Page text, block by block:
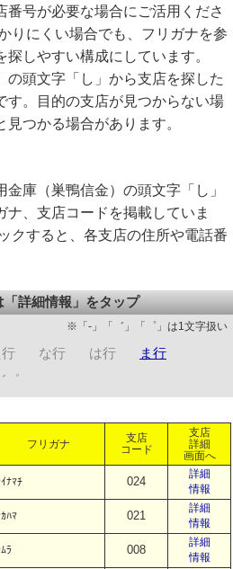
番号が必要な場合にご活用くださ
りにくい場合でも、フリガナを参
しやすい構成にしています。
の頭文字「し」から支店を探した
す。目的の支店が見つからない場
つかる場合があります。
庫（巣鴨信金）の頭文字「し」
ナ、支店コードを掲載していま
クすると、各支店の住所や電話番
「詳細情報」をタップ
※「-」「゛」「゜」は1文字扱い
な行 は行
ま行
゜
フリガナ
支店
コード
支店
詳細
画面へ
ﾅﾏﾁ 024
詳細
情報
ﾊﾏ 021
詳細
情報
ﾗ 008
詳細
情報